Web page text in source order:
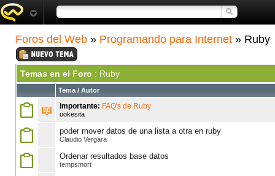
Foros del Web » Programando para Internet » Ruby
Temas en el Foro : Ruby
Tema / Autor
Importante: FAQ's de Ruby
uokesita
poder mover datos de una lista a otra en ruby
Claudio Vergara
Ordenar resultados base datos
tempsmort